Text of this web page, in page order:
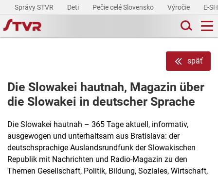
Správy STVR Deti Pečie celé Slovensko Výročie E-
späť
Die Slowakei hautnah, Magazin über
die Slowakei in deutscher Sprache
Die Slowakei hautnah – 365 Tage aktuell, informativ,
ausgewogen und unterhaltsam aus Bratislava: der
deutschsprachige Auslandsrundfunk der Slowakischen
Republik mit Nachrichten und Radio-Magazin zu den
Themen Gesellschaft, Politik, Bildung, Soziales, Wirtschaft,